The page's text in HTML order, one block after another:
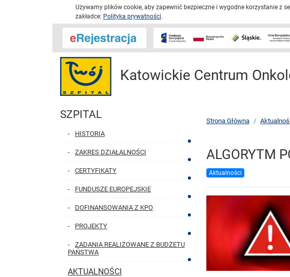
Używamy plików cookie, aby zapewnić bezpieczne i wygodne korzystanie z
zakładce: Polityka prywatności.
Katowickie Centrum
SZPITAL
HISTORIA
ZAKRES DZIAŁALNOŚCI
CERTYFIKATY
FUNDUSZE EUROPEJSKIE
DOFINANSOWANIA Z KPO
PROJEKTY
ZADANIA REALIZOWANE Z BUDŻETU
PAŃSTWA
AKTUALNOŚCI
Strona Główna
ALGORYTM
Aktualności